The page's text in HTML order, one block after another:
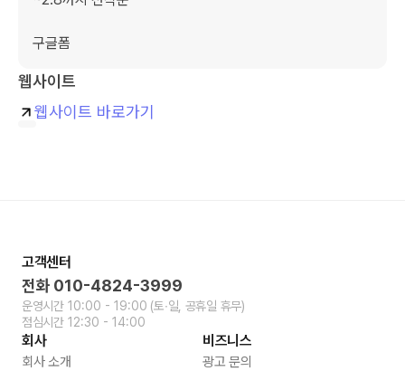
구글폼
웹사이트
웹사이트 바로가기
고객센터
전화 010-4824-3999
운영시간 10:00 - 19:00 (토∙일, 공휴일 휴무)
점심시간 12:30 - 14:00
회사
회사 소개
비즈니스
광고 문의